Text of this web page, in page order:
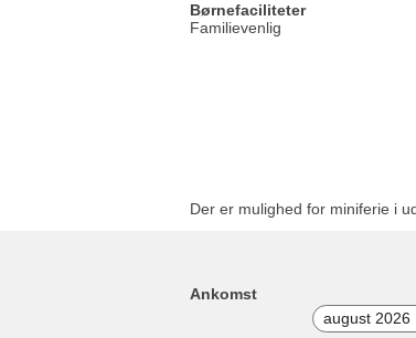
Børnefaciliteter
Familievenlig
Der er mulighed for miniferie i
Ankomst